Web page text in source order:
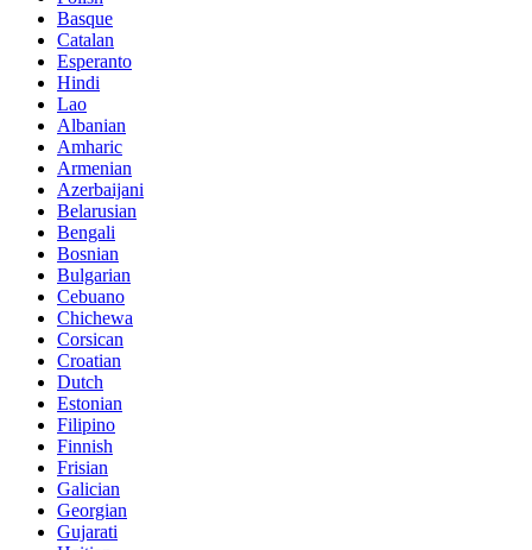
Basque
Catalan
Esperanto
Hindi
Lao
Albanian
Amharic
Armenian
Azerbaijani
Belarusian
Bengali
Bosnian
Bulgarian
Cebuano
Chichewa
Corsican
Croatian
Dutch
Estonian
Filipino
Finnish
Frisian
Galician
Georgian
Gujarati